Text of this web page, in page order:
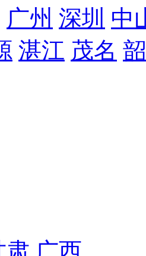
广州 深圳 中
湛江 茂名